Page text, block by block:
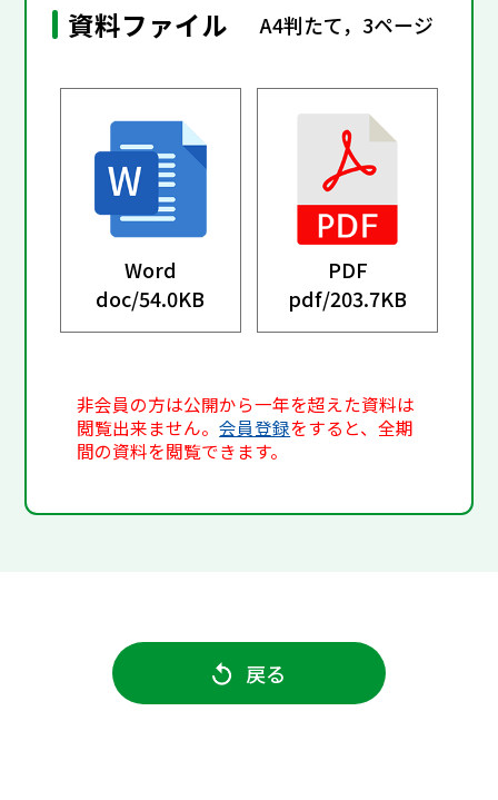
資料ファイル A4判たて，3ページ
Word
doc/54.0KB
PDF
pdf/203.7KB
非会員の方は公開から一年を超えた資料は
閲覧出来ません。会員登録をすると、全期
間の資料を閲覧できます。
戻る